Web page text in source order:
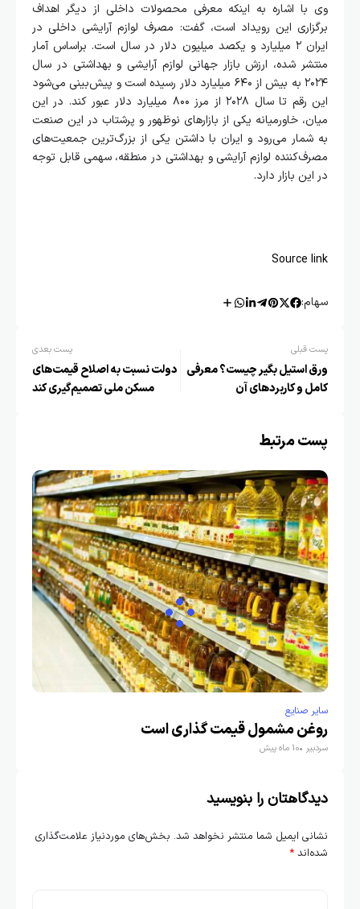
وی با اشاره به اینکه معرفی محصولات داخلی از دیگر اهداف
برگزاری این رویداد است، گفت: مصرف لوازم آرایشی داخلی در
ایران ۲ میلیارد و یکصد میلیون دلار در سال است. براساس آمار
منتشر شده، ارزش بازار جهانی لوازم آرایشی و بهداشتی در سال
۲۰۲۴ به بیش از ۶۴۰ میلیارد دلار رسیده است و پیش‌بینی می‌شود
این رقم تا سال ۲۰۲۸ از مرز ۸۰۰ میلیارد دلار عبور کند. در این
میان، خاورمیانه یکی از بازارهای نوظهور و پرشتاب در این صنعت
به شمار می‌رود و ایران با داشتن یکی از بزرگ‌ترین جمعیت‌های
مصرف‌کننده لوازم آرایشی و بهداشتی در منطقه، سهمی قابل توجه
در این بازار دارد.
Source link
سهام:
پست قبلی
ورق استیل بگیر چیست؟ معرفی
کامل و کاربردهای آن
پست بعدی
دولت نسبت به اصلاح قیمت‌های
مسکن ملی تصمیم‌گیری کند
پست مرتبط
سایر صنایع
روغن مشمول قیمت گذاری است
سردبیر 10 ماه پیش
دیدگاهتان را بنویسید
نشانی ایمیل شما منتشر نخواهد شد. بخش‌های موردنیاز علامت‌گذاری
شده‌اند *